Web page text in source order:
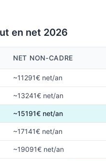
en net 2026
NET NON-CADRE
~11291€ net/an
~13241€ net/an
~15191€ net/an
~17141€ net/an
~19091€ net/an